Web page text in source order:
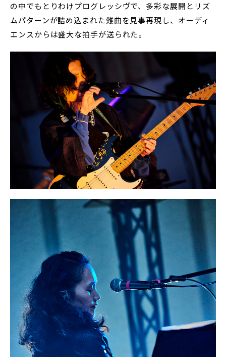
の中でもとりわけプログレッシヴで、多彩な展開とリズ
ムパターンが詰め込まれた難曲を見事再現し、オーディ
エンスからは盛大な拍手が送られた。